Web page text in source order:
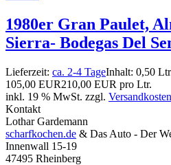
1980er Gran Paulet,
Sierra- Bodegas Del
Lieferzeit: ca. 2-4 TageInhalt: 0,50
105,00 EUR210,00 EUR pro Ltr.
inkl. 19 % MwSt. zzgl. Versandkosten
Kontakt
Lothar Gardemann
scharfkochen.de & Das Auto - Der
Innenwall 15-19
47495 Rheinberg